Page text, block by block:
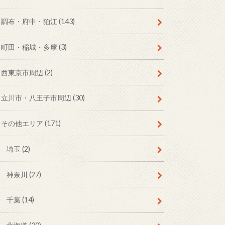
調布・府中・狛江 (143)
町田・稲城・多摩 (3)
西東京市周辺 (2)
立川市・八王子市周辺 (30)
その他エリア (171)
埼玉(2)
神奈川(27)
千葉(14)